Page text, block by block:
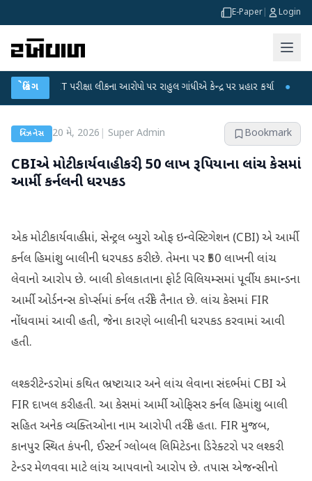
E-Paper Login
બ્રેકિંગ
NET પરીક્ષા લીકના આરોપો પર રાહુલ ગાંધીએ કેન્દ્ર પર પ્રહાર કર્યા ● હિંમતનગરમાં
બિઝનેસ 20 મે, 2026 Super Admin Bookmark
CBIએ મોટી કાર્યવાહી કરી, 50 લાખ રૂપિયાના લાંચ કેસમાં
આર્મી કર્નલની ધરપકડ
એક મોટી કાર્યવાહીમાં, સેન્ટ્રલ બ્યુરો ઓફ ઇન્વેસ્ટિગેશન (CBI) એ આર્મી
કર્નલ હિમાંશુ બાલીની ધરપકડ કરી છે. તેમના પર ₹50 લાખની લાંચ
લેવાનો આરોપ છે. બાલી કોલકાતાના ફોર્ટ વિલિયમ્સમાં પૂર્વીય કમાન્ડના
આર્મી ઓર્ડનન્સ કોર્પ્સમાં કર્નલ તરીકે તૈનાત છે. લાંચ કેસમાં FIR
નોંધવામાં આવી હતી, જેના કારણે બાલીની ધરપકડ કરવામાં આવી
હતી.
લશ્કરી ટેન્ડરોમાં કથિત ભ્રષ્ટાચાર અને લાંચ લેવાના સંદર્ભમાં CBI એ
FIR દાખલ કરી હતી. આ કેસમાં આર્મી ઓફિસર કર્નલ હિમાંશુ બાલી
સહિત અનેક વ્યક્તિઓના નામ આરોપી તરીકે હતા. FIR મુજબ,
કાનપુર સ્થિત કંપની, ઈસ્ટર્ન ગ્લોબલ લિમિટેડના ડિરેક્ટરો પર લશ્કરી
ટેન્ડર મેળવવા માટે લાંચ આપવાનો આરોપ છે. તપાસ એજન્સીનો